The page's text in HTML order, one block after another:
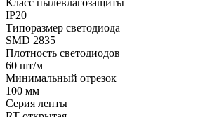
IP20
Типоразмер светодиода
SMD 2835
Плотность светодиодов
60 шт/м
Минимальный отрезок
100 мм
Серия ленты